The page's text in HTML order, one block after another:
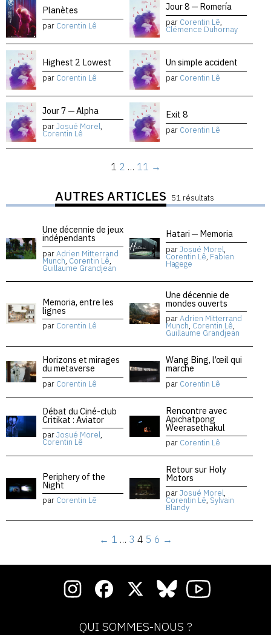
Planètes
par Corentin Lê
Jour 8 — Romería
par Corentin Lê,
Clémence Duhornay
Highest 2 Lowest
par Corentin Lê
Un simple accident
par Corentin Lê
Jour 7 — Alpha
parJosué Morel,
Corentin Lê
Exit 8
par Corentin Lê
1 2 … 11 →
AUTRES ARTICLES 51 résultats
Une décennie de jeux
indépendants
parAdrien Mitterrand
Munch, Corentin Lê,
Guillaume Grandjean
Hatari — Memoria
parJosué Morel,
Corentin Lê, Fabien
Hagege
Memoria, entre les
lignes
par Corentin Lê
Une décennie de
mondes ouverts
parAdrien Mitterrand
Munch, Corentin Lê,
Guillaume Grandjean
Horizons et mirages
du metaverse
par Corentin Lê
Wang Bing, l’œil qui
marche
par Corentin Lê
Débat du Ciné-club
Critikat : Aviator
parJosué Morel,
Corentin Lê
Rencontre avec
Apichatpong
Weerasethakul
par Corentin Lê
Periphery of the
Night
par Corentin Lê
Retour sur Holy
Motors
parJosué Morel,
Corentin Lê, Sylvain
Blandy
← 1 … 3 4 5 6 →
QUI SOMMES-NOUS ?